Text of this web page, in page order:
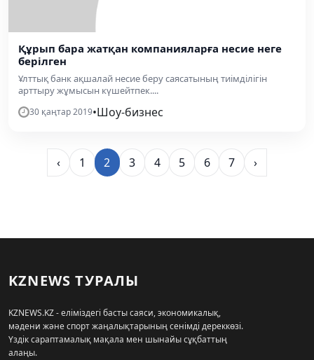
Құрып бара жатқан компанияларға несие неге
берілген
Ұлттық банк ақшалай несие беру саясатының тиімділігін
арттыру жұмысын күшейтпек....
30 қаңтар 2019•Шоу-бизнес
‹ 1 2 3 4 5 6 7 ›
KZNEWS ТУРАЛЫ
KZNEWS.KZ - еліміздегі басты саяси, экономикалық,
мәдени және спорт жаңалықтарының сенімді дереккөзі.
Үздік сараптамалық мақала мен шынайы сұқбаттың
алаңы.